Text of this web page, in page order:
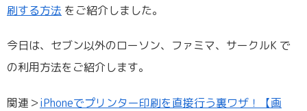
刷する方法 をご紹介しました。
今日は、セブン以外のローソン、ファミマ、サークルK で
の利用方法をご紹介します。
関連＞iPhoneでプリンター印刷を直接行う裏ワザ！【画